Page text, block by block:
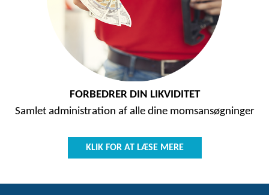
FORBEDRER DIN LIKVIDITET
Samlet administration af alle dine momsansøgninger
KLIK FOR AT LÆSE MERE